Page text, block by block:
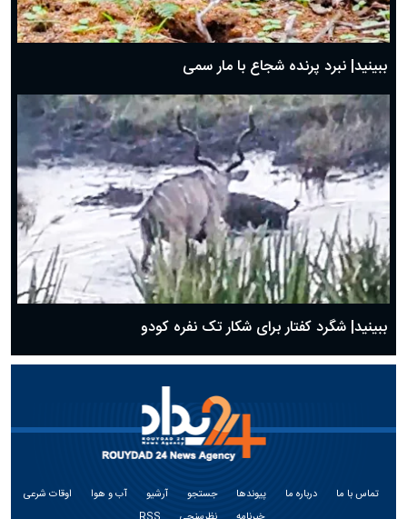
ببینید| نبرد پرنده شجاع با مار سمی
ببینید| شگرد کفتار برای شکار تک نفره کودو
تماس با ما درباره ما پیوندها جستجو آرشیو آب و هوا
اوقات شرعی